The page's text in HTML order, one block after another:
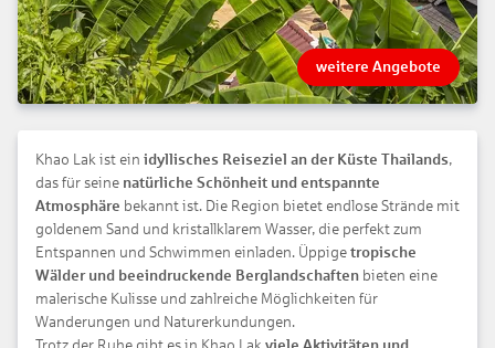
weitere Angebote
Khao Lak ist ein idyllisches Reiseziel an der Küste Thailands,
das für seine natürliche Schönheit und entspannte
Atmosphäre bekannt ist. Die Region bietet endlose Strände mit
goldenem Sand und kristallklarem Wasser, die perfekt zum
Entspannen und Schwimmen einladen. Üppige tropische
Wälder und beeindruckende Berglandschaften bieten eine
malerische Kulisse und zahlreiche Möglichkeiten für
Wanderungen und Naturerkundungen.